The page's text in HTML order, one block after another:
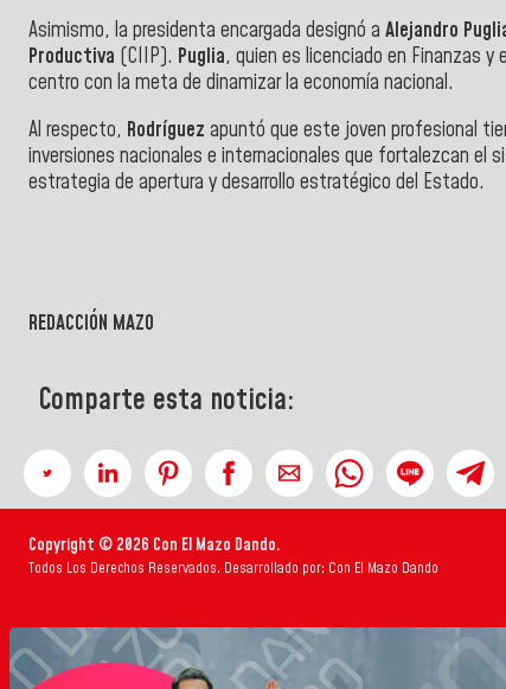
Asimismo, la presidenta encargada designó a Alejandro
Productiva (CIIP). Puglia, quien es licenciado en Finanzas
centro con la meta de dinamizar la economía nacional.
Al respecto, Rodríguez apuntó que este joven profesional
inversiones nacionales e internacionales que fortalezcan el
estrategia de apertura y desarrollo estratégico del Estado.
REDACCIÓN MAZO
Comparte esta noticia:
Copyright © 2026 Con El Mazo Dando.
Todos Los Derechos Reservados. Desarrollado por: Con El Mazo Dando